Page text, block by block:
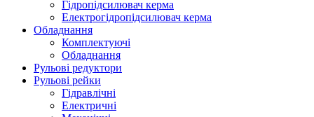
Гідропідсилювач керма
Електрогідропідсилювач керма
Обладнання
Комплектуючі
Обладнання
Рульові редуктори
Рульові рейки
Гідравлічні
Електричні